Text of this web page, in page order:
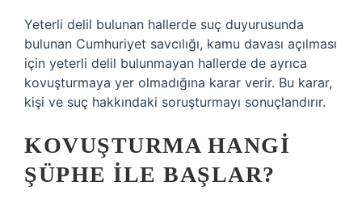
Yeterli delil bulunan hallerde suç duyurusunda
bulunan Cumhuriyet savcılığı, kamu davası açılması
için yeterli delil bulunmayan hallerde de ayrıca
kovuşturmaya yer olmadığına karar verir. Bu karar,
kişi ve suç hakkındaki soruşturmayı sonuçlandırır.
KOVUŞTURMA HANGI
ŞÜPHE ILE BAŞLAR?